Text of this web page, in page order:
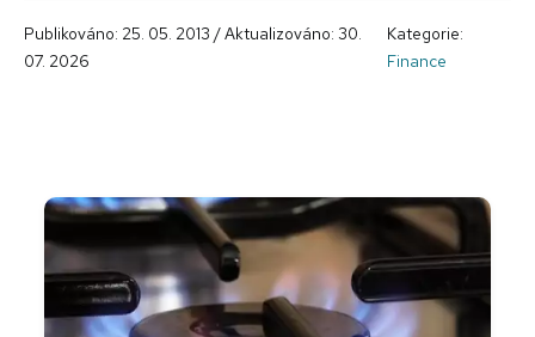
Publikováno: 25. 05. 2013 / Aktualizováno: 30.
07. 2026
Kategorie:
Finance